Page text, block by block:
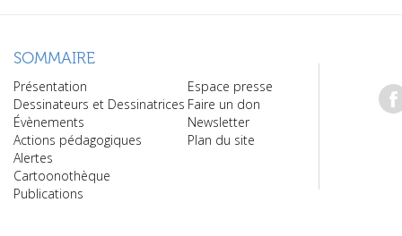
SOMMAIRE
Présentation
Dessinateurs et Dessinatrices
Évènements
Actions pédagogiques
Alertes
Cartoonothèque
Publications
Espace presse
Faire un don
Newsletter
Plan du site